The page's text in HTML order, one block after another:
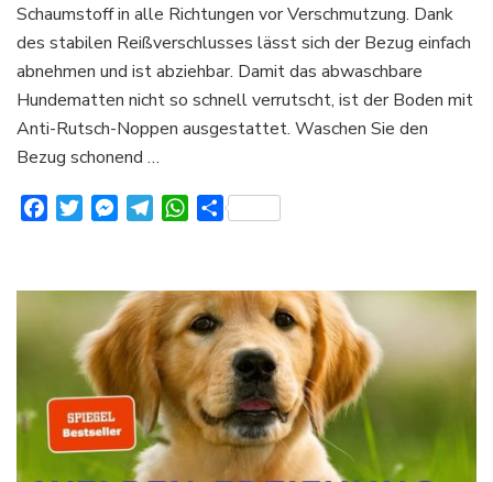
Schaumstoff in alle Richtungen vor Verschmutzung. Dank
des stabilen Reißverschlusses lässt sich der Bezug einfach
abnehmen und ist abziehbar. Damit das abwaschbare
Hundematten nicht so schnell verrutscht, ist der Boden mit
Anti-Rutsch-Noppen ausgestattet. Waschen Sie den
Bezug schonend …
FacebookTwitterMessenger
TelegramWhatsApp
Teilen